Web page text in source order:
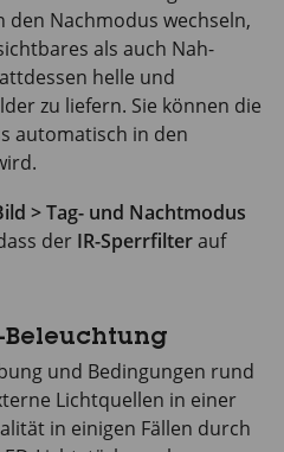
den Nachmodus wechseln,
als auch Nah-
helle und
zu liefern. Sie können die
automatisch in den
> Tag- und Nachtmodus
der IR-Sperrfilterauf
und Bedingungen rund
Lichtquellen in einer
in einigen Fällen durch